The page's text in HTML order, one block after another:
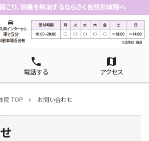
こり、頭痛を解消するならさく自然形体院へ
phone
電話する
map
アクセス
院 TOP chevron_right お問い合わせ